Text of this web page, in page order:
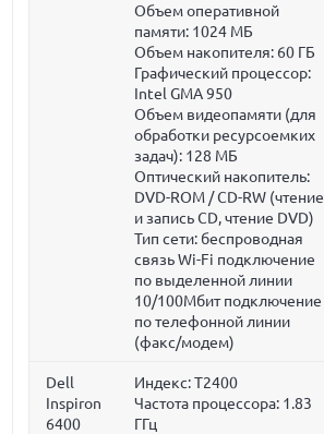
Объем оперативной
памяти: 1024 МБ
Объем накопителя: 60 ГБ
Графический процессор:
Intel GMA 950
Объем видеопамяти (для
обработки ресурсоемких
задач): 128 МБ
Оптический накопитель:
DVD-ROM / CD-RW (чтение
и запись CD, чтение DVD)
Тип сети: беспроводная
связь Wi-Fi подключение
по выделенной линии
10/100Мбит подключение
по телефонной линии
(факс/модем)
Dell
Inspiron
6400
Индекс: T2400
Частота процессора: 1.83
ГГц